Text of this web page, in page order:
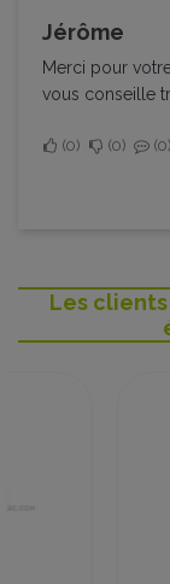
Jérôme
Merci pour
vous conseille
0 0 0
Les